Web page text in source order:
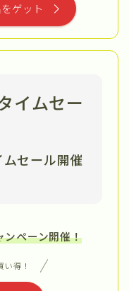
ゲット
イムセー
セール開催
ンペーン開催！
得！